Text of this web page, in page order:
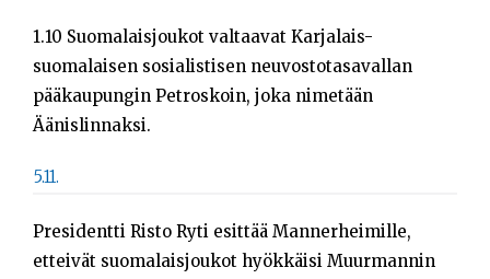
1.10 Suomalaisjoukot valtaavat Karjalais-
suomalaisen sosialistisen neuvostotasavallan
pääkaupungin Petroskoin, joka nimetään
Äänislinnaksi.
5.11.
Presidentti Risto Ryti esittää Mannerheimille,
etteivät suomalaisjoukot hyökkäisi Muurmannin